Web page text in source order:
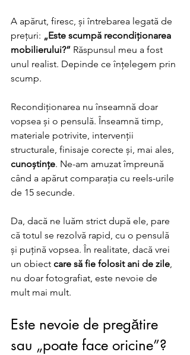
A apărut, firesc, și întrebarea legată de
prețuri: „Este scumpă recondiționarea
mobilierului?” Răspunsul meu a fost
unul realist. Depinde ce înțelegem prin
scump.
Recondiționarea nu înseamnă doar
vopsea și o pensulă. Înseamnă timp,
materiale potrivite, intervenții
structurale, finisaje corecte și, mai ales,
cunoștințe. Ne-am amuzat împreună
când a apărut comparația cu reels-urile
de 15 secunde.
Da, dacă ne luăm strict după ele, pare
că totul se rezolvă rapid, cu o pensulă
și puțină vopsea. În realitate, dacă vrei
un obiect care să fie folosit ani de zile,
nu doar fotografiat, este nevoie de
mult mai mult.
Este nevoie de pregătire
sau „poate face oricine”?